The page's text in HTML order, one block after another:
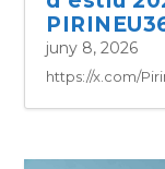
juny 8, 2026
https://x.com/